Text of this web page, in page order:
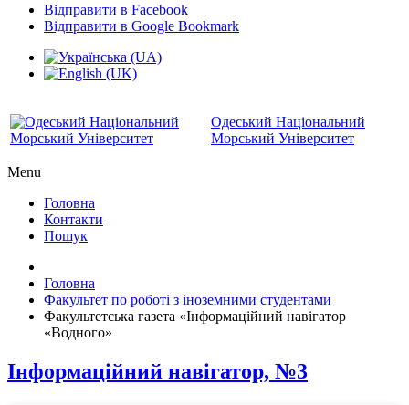
Відправити в Facebook
Відправити в Google Bookmark
Одеський Національний
Морський Університет
Menu
Головна
Контакти
Пошук
Головна
Факультет по роботі з іноземними студентами
Факультетська газета «Інформаційний навігатор
«Водного»
Інформаційний навігатор, №3